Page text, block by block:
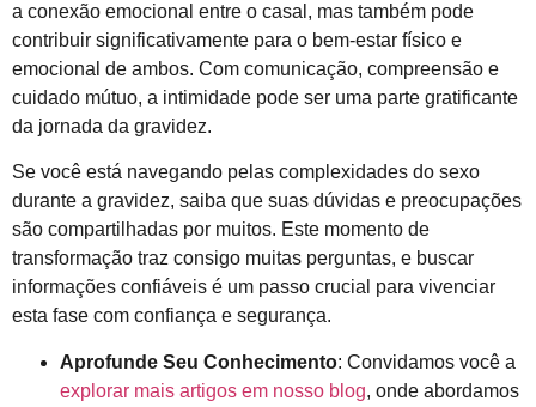
a conexão emocional entre o casal, mas também pode
contribuir significativamente para o bem-estar físico e
emocional de ambos. Com comunicação, compreensão e
cuidado mútuo, a intimidade pode ser uma parte gratificante
da jornada da gravidez.
Se você está navegando pelas complexidades do sexo
durante a gravidez, saiba que suas dúvidas e preocupações
são compartilhadas por muitos. Este momento de
transformação traz consigo muitas perguntas, e buscar
informações confiáveis é um passo crucial para vivenciar
esta fase com confiança e segurança.
Aprofunde Seu Conhecimento: Convidamos você a
explorar mais artigos em nosso blog, onde abordamos